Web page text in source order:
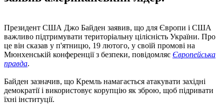
Президент США Джо Байден заявив, що для Європи і США
важливо підтримувати територіальну цілісність України. Про
це він сказав у п'ятницю, 19 лютого, у своїй промові на
Мюнхенській конференції з безпеки, повідомляє Європейська
правда.
Байден зазначив, що Кремль намагається атакувати західні
демократії і використовує корупцію як зброю, щоб підривати
їхні інституції.